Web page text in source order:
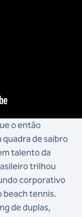
o então
de saibro
talento da
trilhou
corporativo
beach tennis.
de duplas,